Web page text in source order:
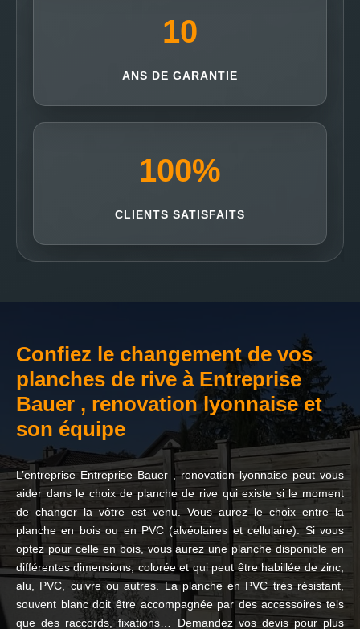
10
ANS DE GARANTIE
100%
CLIENTS SATISFAITS
Confiez le changement de vos
planches de rive à Entreprise
Bauer , renovation lyonnaise et
son équipe
L’entreprise Entreprise Bauer , renovation lyonnaise peut vous
aider dans le choix de planche de rive qui existe si le moment
de changer la vôtre est venu. Vous aurez le choix entre la
planche en bois ou en PVC (alvéolaires et cellulaire). Si vous
optez pour celle en bois, vous aurez une planche disponible en
différentes dimensions, colorée et qui peut être habillée de zinc,
alu, PVC, cuivre ou autres. La planche en PVC très résistant,
souvent blanc doit être accompagnée par des accessoires tels
que des raccords, fixations… Demandez vos devis pour plus